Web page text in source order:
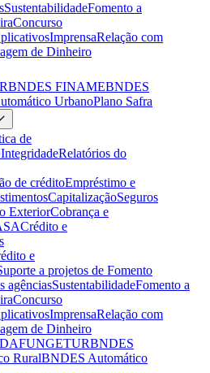
SustentabilidadeFomento a
Concurso
ImprensaRelação com
de Dinheiro
BNDES FINAMEBNDES
UrbanoPlano Safra
de
IntegridadeRelatórios do
de créditoEmpréstimo e
CapitalizaçãoSeguros
ExteriorCobrança e
Crédito e
e
a projetos de Fomento
agênciasSustentabilidadeFomento a
Concurso
ImprensaRelação com
de Dinheiro
FUNGETURBNDES
RuralBNDES Automático